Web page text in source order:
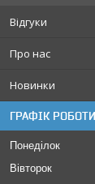
Відгуки
Про нас
Новинки
ГРАФІК РОБОТИ
Понеділок
Вівторок